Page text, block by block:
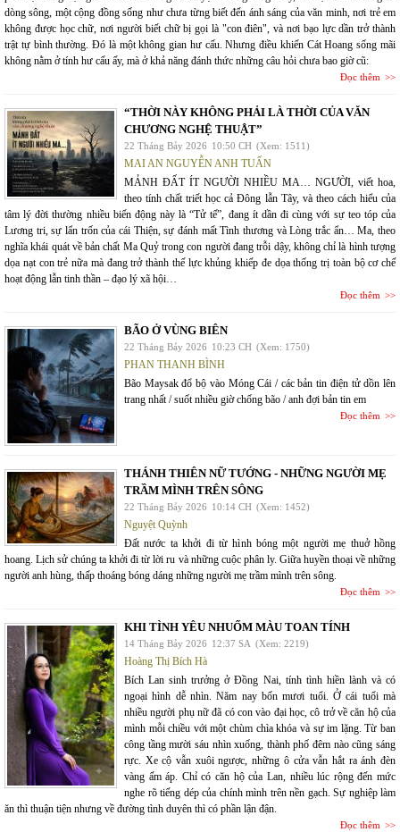
dòng sông, một cộng đồng sống như chưa từng biết đến ánh sáng của văn minh, nơi trẻ em
không được học chữ, nơi người biết chữ bị gọi là "con điên", và nơi bạo lực dần trở thành
trật tự bình thường. Đó là một không gian hư cấu. Nhưng điều khiến Cát Hoang sống mãi
không nằm ở tính hư cấu ấy, mà ở khả năng đánh thức những câu hỏi chưa bao giờ cũ:
Đọc thêm
“THỜI NÀY KHÔNG PHẢI LÀ THỜI CỦA VĂN
CHƯƠNG NGHỆ THUẬT”
22 Tháng Bảy 2026 10:50 CH (Xem: 1511)
MAI AN NGUYỄN ANH TUẤN
MẢNH ĐẤT ÍT NGƯỜI NHIỀU MA… NGƯỜI, viết hoa,
theo tính chất triết học cả Đông lẫn Tây, và theo cách hiểu của
tâm lý đời thường nhiều biến động này là “Tử tế”, đang ít dần đi cùng với sự teo tóp của
Lương tri, sự lẩn trốn của cái Thiện, sự đánh mất Tình thương và Lòng trắc ẩn… Ma, theo
nghĩa khái quát về bản chất Ma Quỷ trong con người đang trỗi dậy, không chỉ là hình tượng
dọa nạt con trẻ nữa mà đang trở thành thế lực khủng khiếp đe dọa thống trị toàn bộ cơ chế
hoạt động lẫn tinh thần – đạo lý xã hội…
Đọc thêm
BÃO Ở VÙNG BIÊN
22 Tháng Bảy 2026 10:23 CH (Xem: 1750)
PHAN THANH BÌNH
Bão Maysak đổ bộ vào Móng Cái / các bản tin điện tử dồn lên
trang nhất / suốt nhiều giờ chống bão / anh đợi bản tin em
Đọc thêm
THÁNH THIÊN NỮ TƯỚNG - NHỮNG NGƯỜI MẸ
TRẦM MÌNH TRÊN SÔNG
22 Tháng Bảy 2026 10:14 CH (Xem: 1452)
Nguyệt Quỳnh
Đất nước ta khởi đi từ hình bóng một người mẹ thuở hồng
hoang. Lịch sử chúng ta khởi đi từ lời ru và những cuộc phân ly. Giữa huyền thoại về những
người anh hùng, thấp thoáng bóng dáng những người mẹ trầm mình trên sông.
Đọc thêm
KHI TÌNH YÊU NHUỐM MÀU TOAN TÍNH
14 Tháng Bảy 2026 12:37 SA (Xem: 2219)
Hoàng Thị Bích Hà
Bích Lan sinh trưởng ở Đồng Nai, tính tình hiền lành và có
ngoại hình dễ nhìn. Năm nay bốn mươi tuổi. Ở cái tuổi mà
nhiều người phụ nữ đã có con vào đại học, cô trở về căn hộ của
mình mỗi chiều với một chùm chìa khóa và sự im lặng. Từ ban
công tầng mười sáu nhìn xuống, thành phố đêm nào cũng sáng
rực. Xe cộ vẫn xuôi ngược, những ô cửa vẫn hắt ra ánh đèn
vàng ấm áp. Chỉ có căn hộ của Lan, nhiều lúc rộng đến mức
nghe rõ tiếng dép của chính mình trên nền gạch. Sự nghiệp làm
ăn thì thuận tiện nhưng về đường tình duyên thì có phần lận đận.
Đọc thêm